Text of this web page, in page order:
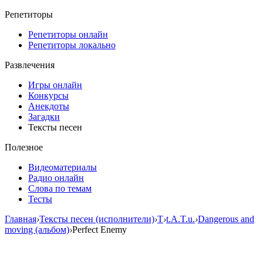
Репетиторы
Репетиторы онлайн
Репетиторы локально
Развлечения
Игры онлайн
Конкурсы
Анекдоты
Загадки
Тексты песен
Полезное
Видеоматериалы
Радио онлайн
Слова по темам
Тесты
Главная›Тексты песен (исполнители)›T›t.A.T.u.›Dangerous and
moving (альбом)›Perfect Enemy